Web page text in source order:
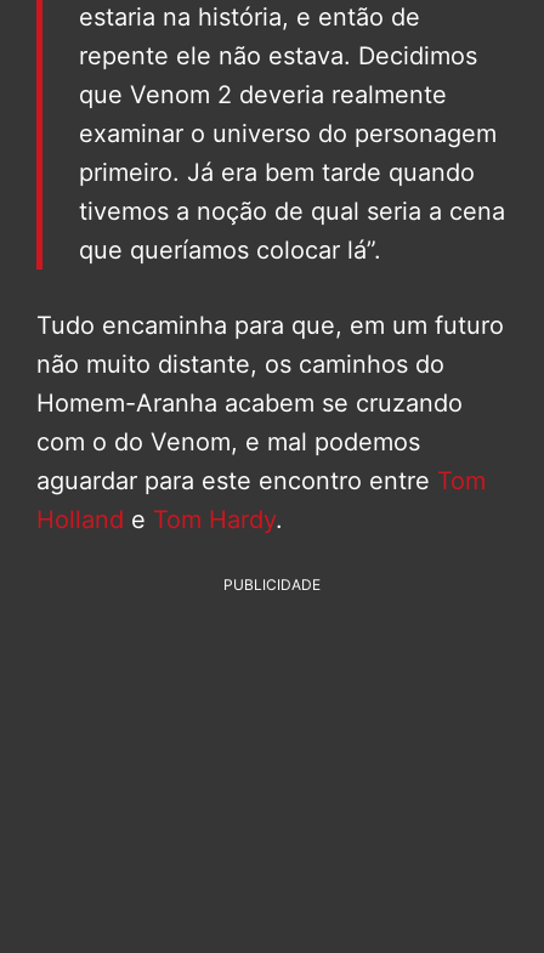
estaria na história, e então de
repente ele não estava. Decidimos
que Venom 2 deveria realmente
examinar o universo do personagem
primeiro. Já era bem tarde quando
tivemos a noção de qual seria a cena
que queríamos colocar lá”.
Tudo encaminha para que, em um futuro
não muito distante, os caminhos do
Homem-Aranha acabem se cruzando
com o do Venom, e mal podemos
aguardar para este encontro entre Tom
Holland e Tom Hardy.
PUBLICIDADE